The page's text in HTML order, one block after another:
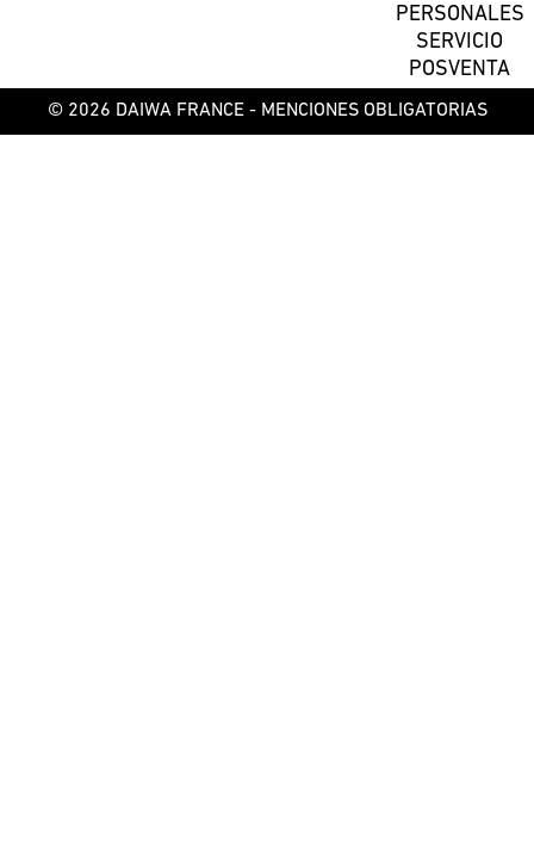
PERSONALES
SERVICIO
POSVENTA
© 2026 DAIWA FRANCE - MENCIONES OBLIGATORIAS